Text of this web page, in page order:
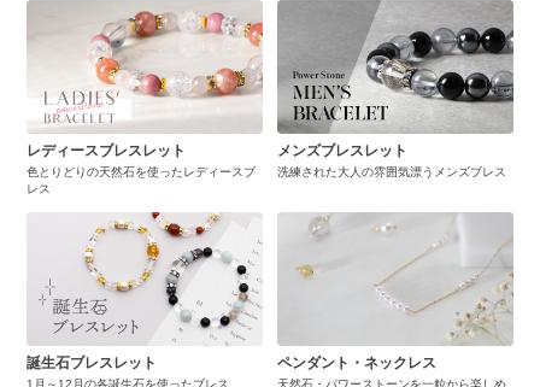
レディースブレスレット
色とりどりの天然石を使ったレディースブ
レス
メンズブレスレット
洗練された大人の雰囲気漂うメンズブレス
誕生石ブレスレット ペンダント・ネックレス